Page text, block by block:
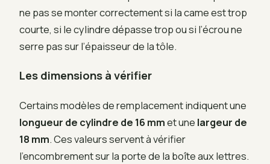
ne pas se monter correctement si la came est trop
courte, si le cylindre dépasse trop ou si l’écrou ne
serre pas sur l’épaisseur de la tôle.
Les dimensions à vérifier
Certains modèles de remplacement indiquent une
longueur de cylindre de 16 mmet une largeur de
18 mm. Ces valeurs servent à vérifier
l’encombrement sur la porte de la boîte aux lettres.